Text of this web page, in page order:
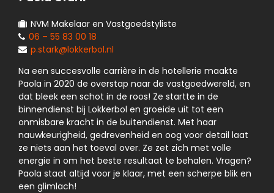
NVM Makelaar en Vastgoedstyliste
06 – 55 83 00 18
p.stark@lokkerbol.nl
Na een succesvolle carrière in de hotellerie maakte
Paola in 2020 de overstap naar de vastgoedwereld, en
dat bleek een schot in de roos! Ze startte in de
binnendienst bij Lokkerbol en groeide uit tot een
onmisbare kracht in de buitendienst. Met haar
nauwkeurigheid, gedrevenheid en oog voor detail laat
ze niets aan het toeval over. Ze zet zich met volle
energie in om het beste resultaat te behalen. Vragen?
Paola staat altijd voor je klaar, met een scherpe blik en
een glimlach!